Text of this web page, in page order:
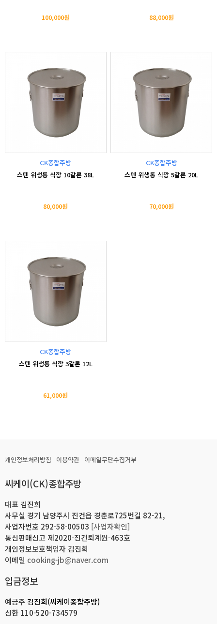
100,000원 88,000원
CK종합주방
스텐 위생통 식깡 10갈론 38L
80,000원
CK종합주방
스텐 위생통 식깡 5갈론 20L
70,000원
CK종합주방
스텐 위생통 식깡 3갈론 12L
61,000원
개인정보처리방침 이용약관 이메일무단수집거부
씨케이(CK)종합주방
대표 김진희
사무실 경기 남양주시 진건읍 경춘로725번길 82-21,
사업자번호 292-58-00503 [사업자확인]
통신판매신고 제2020-진건퇴계원-463호
개인정보보호책임자 김진희
이메일 cooking-jb@naver.com
입금정보
예금주 김진희(씨케이종합주방)
신한 110-520-734579